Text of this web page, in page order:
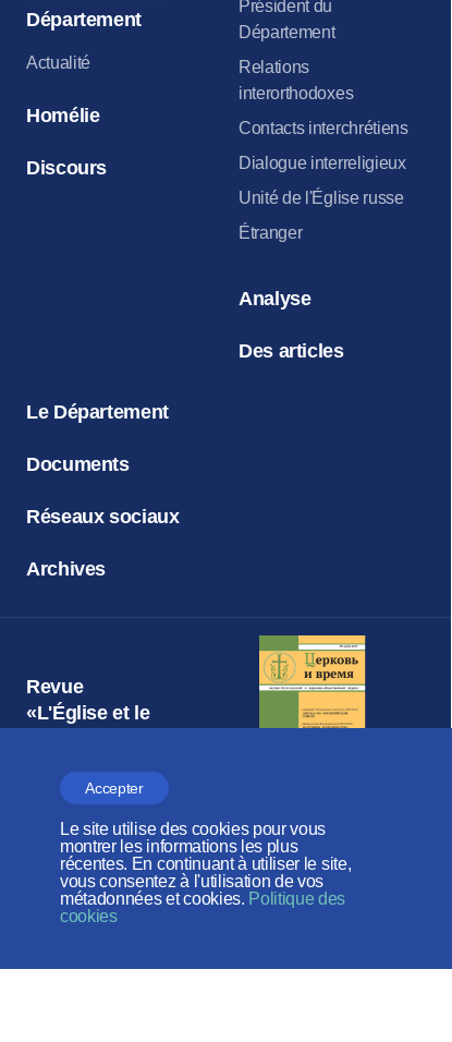
Accepter
Le site utilise des cookies pour vous
montrer les informations les plus
récentes. En continuant à utiliser le site,
vous consentez à l'utilisation de vos
métadonnées et cookies. Politique des
cookies
Département
Actualité
Homélie
Discours
Président du
Département
Relations
interorthodoxes
Contacts interchrétiens
Dialogue interreligieux
Unité de l'Église russe
Étranger
Analyse
Des articles
Le Département
Documents
Réseaux sociaux
Archives
Revue
«L'Église et le
Patriarcat de Moscou
DÉPARTEMENT DES RELATIONS
ECCLÉSIASTIQUES EXTÉRIEURES